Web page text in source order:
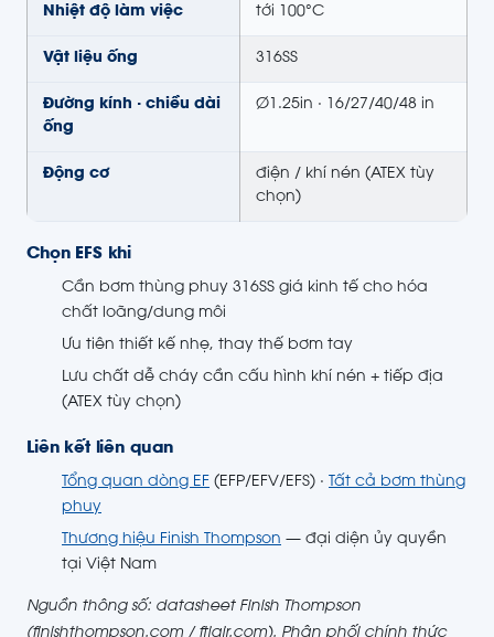
Nhiệt độ làm việc tới 100°C
Vật liệu ống 316SS
Đường kính · chiều dài
ống
Ø1.25in · 16/27/40/48 in
Động cơ
điện / khí nén (ATEX tùy
chọn)
Chọn EFS khi
Cần bơm thùng phuy 316SS giá kinh tế cho hóa
chất loãng/dung môi
Ưu tiên thiết kế nhẹ, thay thế bơm tay
Lưu chất dễ cháy cần cấu hình khí nén + tiếp địa
(ATEX tùy chọn)
Liên kết liên quan
Tổng quan dòng EF (EFP/EFV/EFS) · Tất cả bơm thùng
phuy
Thương hiệu Finish Thompson — đại diện ủy quyền
tại Việt Nam
Nguồn thông số: datasheet Finish Thompson